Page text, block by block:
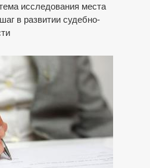
исследования места
в развитии судебно-